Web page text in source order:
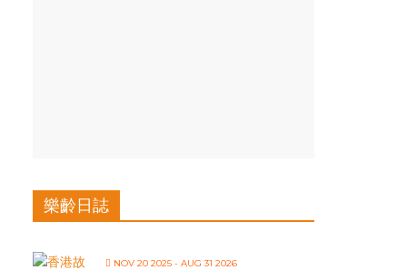
樂齡日誌
NOV 20 2025 - AUG 31 2026